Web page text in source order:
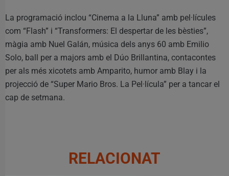
La programació inclou “Cinema a la Lluna” amb pel·lícules
com “Flash” i “Transformers: El despertar de les bèsties”,
màgia amb Nuel Galán, música dels anys 60 amb Emilio
Solo, ball per a majors amb el Dúo Brillantina, contacontes
per als més xicotets amb Amparito, humor amb Blay i la
projecció de “Super Mario Bros. La Pel·lícula” per a tancar el
cap de setmana.
RELACIONAT